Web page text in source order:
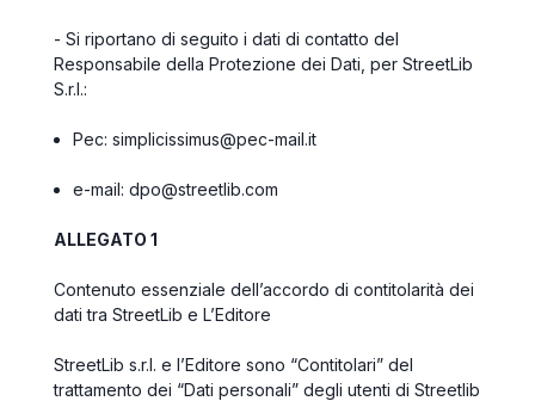
- Si riportano di seguito i dati di contatto del
Responsabile della Protezione dei Dati, per StreetLib
S.r.l.:
Pec: simplicissimus@pec-mail.it
e-mail: dpo@streetlib.com
ALLEGATO 1
Contenuto essenziale dell’accordo di contitolarità dei
dati tra StreetLib e L’Editore
StreetLib s.r.l. e l’Editore sono “Contitolari” del
trattamento dei “Dati personali” degli utenti di Streetlib